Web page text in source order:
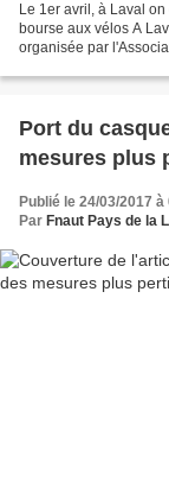
Le 1er avril, à Laval
bourse aux vélos A
organisée par
Port du
mesures plus
Publié le 24/03/2017 à
Par Fnaut Pays de la